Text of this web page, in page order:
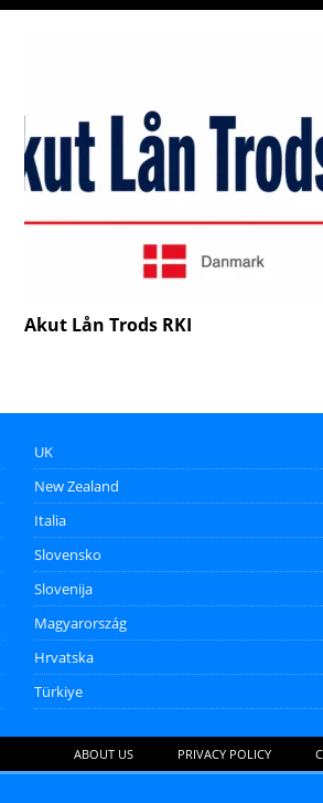
Akut Lån Trods RKI
UK
New Zealand
Italia
Slovensko
Slovenija
Magyarország
Hrvatska
Türkiye
ABOUT US PRIVACY POLICY